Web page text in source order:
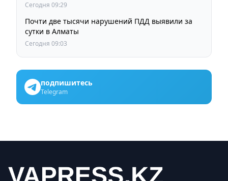
Сегодня 09:29
Почти две тысячи нарушений ПДД выявили за
сутки в Алматы
Сегодня 09:03
подпишитесь
Telegram